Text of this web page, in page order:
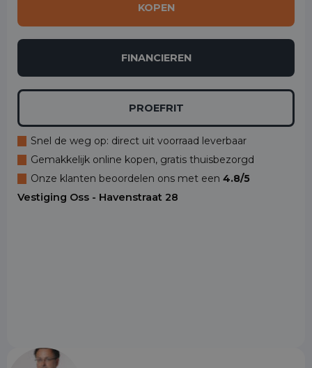
KOPEN
FINANCIEREN
PROEFRIT
Snel de weg op: direct uit voorraad leverbaar
Gemakkelijk online kopen, gratis thuisbezorgd
Onze klanten beoordelen ons met een 4.8/5
Vestiging Oss - Havenstraat 28